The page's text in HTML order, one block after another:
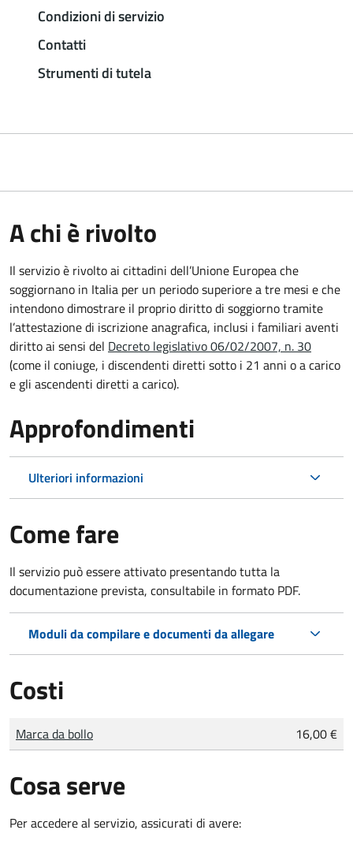
Condizioni di servizio
Contatti
Strumenti di tutela
A chi è rivolto
Il servizio è rivolto ai cittadini dell’Unione Europea che
soggiornano in Italia per un periodo superiore a tre mesi e che
intendono dimostrare il proprio diritto di soggiorno tramite
l’attestazione di iscrizione anagrafica, inclusi i familiari aventi
diritto ai sensi del Decreto legislativo 06/02/2007, n. 30
(come il coniuge, i discendenti diretti sotto i 21 anni o a carico
e gli ascendenti diretti a carico).
Approfondimenti
Ulteriori informazioni
Come fare
Il servizio può essere attivato presentando tutta la
documentazione prevista, consultabile in formato PDF.
Moduli da compilare e documenti da allegare
Costi
Tipo di pagamento
Importo
Marca da bollo 16,00 €
Cosa serve
Per accedere al servizio, assicurati di avere: